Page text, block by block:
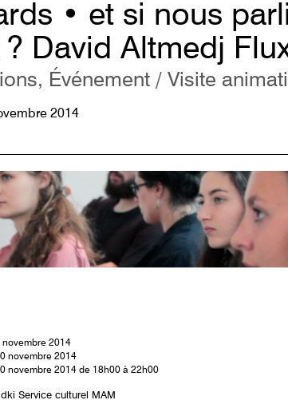
• et si nous
? David Altmedj
Événement / Visite
2014
novembre 2014
novembre 2014
novembre 2014 de 18h00 à 22h00
Service culturel MAM